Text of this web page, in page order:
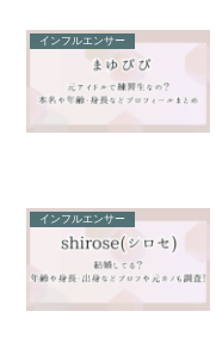
インフルエンサー
インフルエンサー